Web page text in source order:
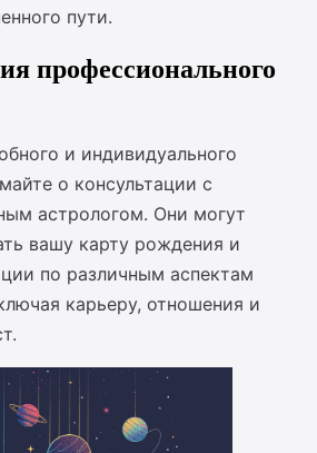
пути.
профессионального
и индивидуального
о консультации с
астрологом. Они могут
вашу карту рождения и
по различным аспектам
карьеру, отношения и